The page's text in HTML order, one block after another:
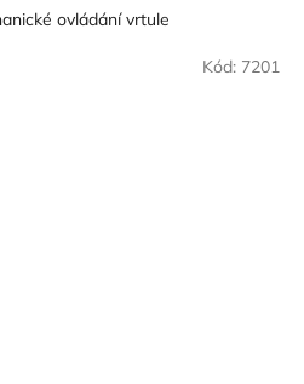
ovládání vrtule
Kód: 7201